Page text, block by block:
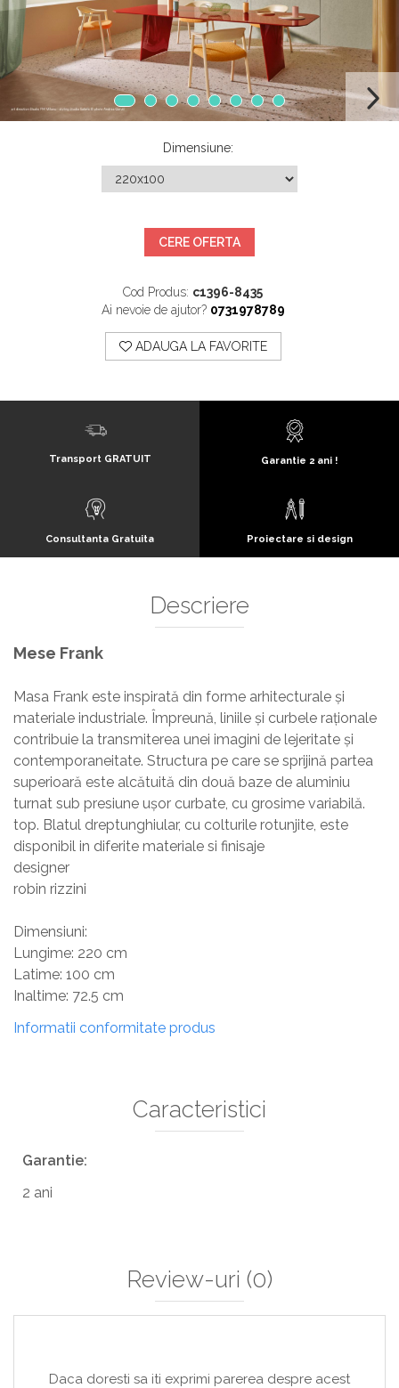
Mobilier Terasa
Scaune terasa
Seturi Terasa
Sezlonguri si Baldachine
Scaune
Dimensiune:
CERE OFERTA
Cod Produs: c1396-8435
Ai nevoie de ajutor? 0731978789
ADAUGA LA FAVORITE
Transport GRATUIT Garantie 2 ani !
Consultanta Gratuita Proiectare si design
Descriere
Mese Frank
Masa Frank este inspirată din forme arhitecturale și
materiale industriale. Împreună, liniile și curbele raționale
contribuie la transmiterea unei imagini de lejeritate și
contemporaneitate. Structura pe care se sprijină partea
superioară este alcătuită din două baze de aluminiu
turnat sub presiune ușor curbate, cu grosime variabilă.
top. Blatul dreptunghiular, cu colturile rotunjite, este
disponibil in diferite materiale si finisaje
designer
robin rizzini
Dimensiuni:
Lungime: 220 cm
Latime: 100 cm
Inaltime: 72.5 cm
Informatii conformitate produs
Caracteristici
Garantie:
2 ani
Review-uri (0)
Daca doresti sa iti exprimi parerea despre acest